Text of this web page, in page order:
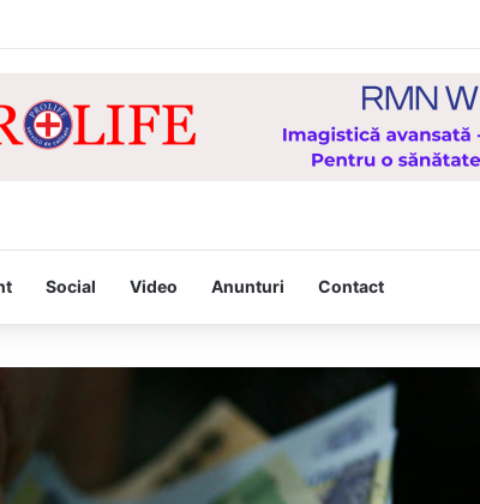
făcătoare de minuni a Maicii Domnului, de la Mănăstirea
Social Video Anunturi Contact